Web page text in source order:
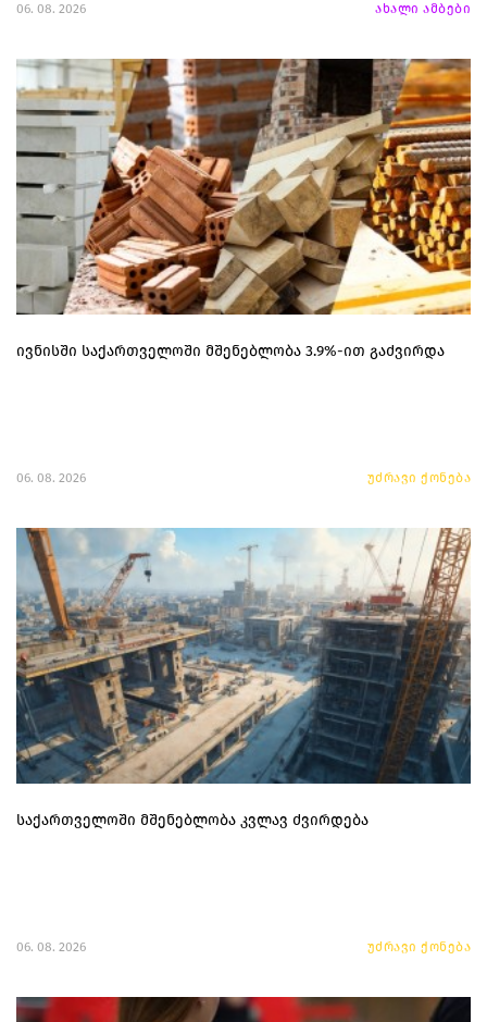
06. 08. 2026 ახალი ამბები
ივნისში საქართველოში მშენებლობა 3.9%-ით გაძვირდა
06. 08. 2026 უძრავი ქონება
საქართველოში მშენებლობა კვლავ ძვირდება
06. 08. 2026 უძრავი ქონება